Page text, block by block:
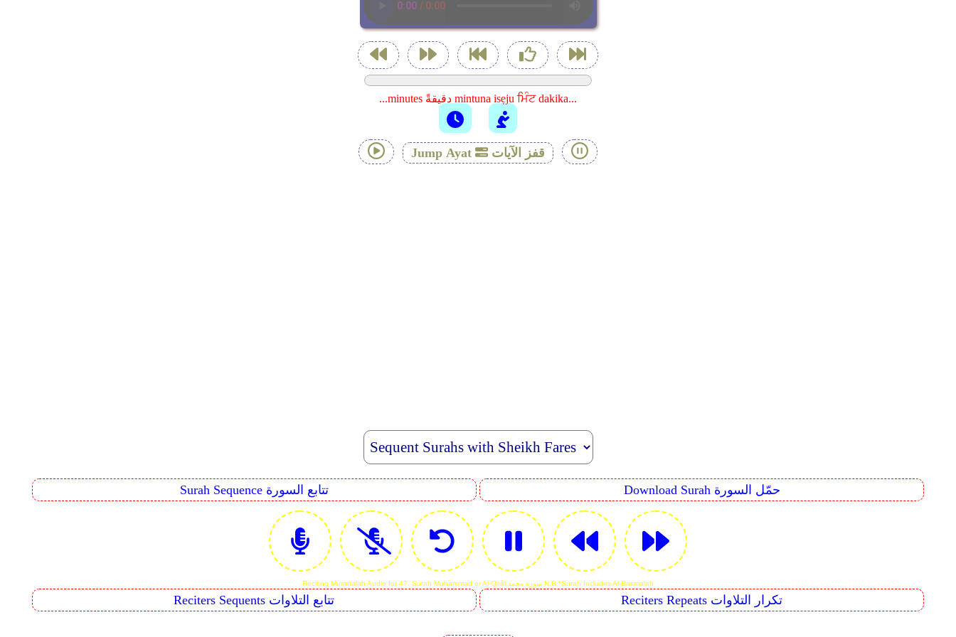
...minutes دقيقةً mintuna isẹju ਮਿੰਟ dakika...
Jump Ayat قفز الآيات
Surah Sequence تتابع السورة Download Surah حمّل السورة
Reciting Murattalah Audio for 47. Surah Muhammad or Al-Qitâl سورة محمد N.B *Surah Includes Al-Basmalah
Reciters Sequents تتابع التلاوات Reciters Repeats تكرار التلاوات